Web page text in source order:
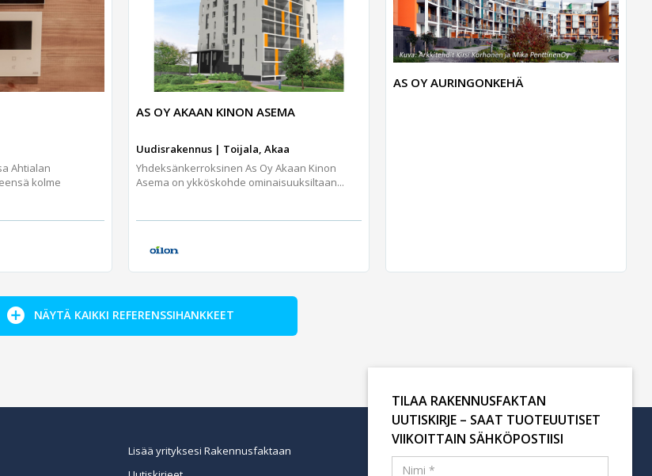
Ahtialan
kolme
AS OY AKAAN KINON ASEMA
Uudisrakennus | Toijala, Akaa
Yhdeksänkerroksinen As Oy Akaan Kinon
Asema on ykköskohde ominaisuuksiltaan...
AS OY AURINGONKEHÄ
NÄYTÄ KAIKKI REFERENSSIHANKKEET
Lisää yrityksesi Rakennusfaktaan
TILAA RAKENNUSFAKTAN
UUTISKIRJE – SAAT TUOTEUUTISET
VIIKOITTAIN SÄHKÖPOSTIISI